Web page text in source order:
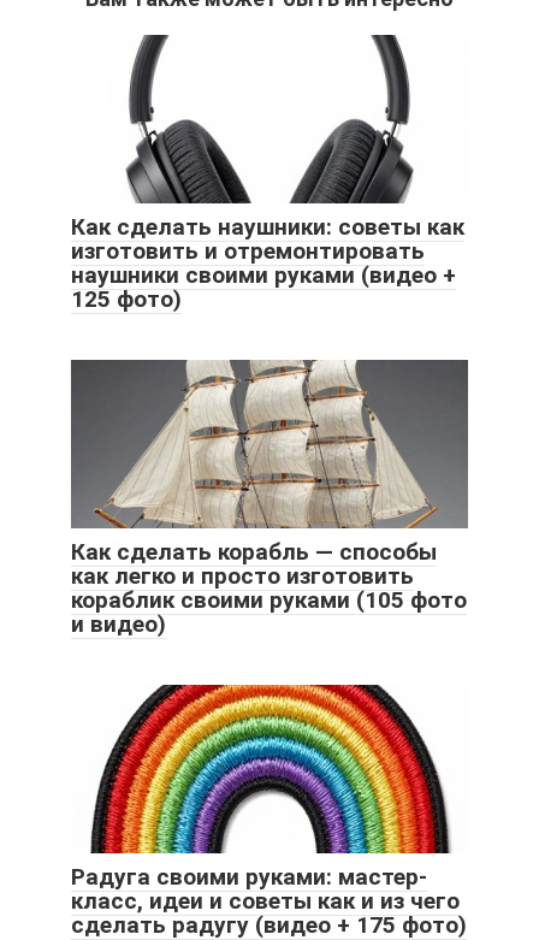
Как сделать наушники: советы как
изготовить и отремонтировать
наушники своими руками (видео +
125 фото)
Как сделать корабль — способы
как легко и просто изготовить
кораблик своими руками (105 фото
и видео)
Радуга своими руками: мастер-
класс, идеи и советы как и из чего
сделать радугу (видео + 175 фото)